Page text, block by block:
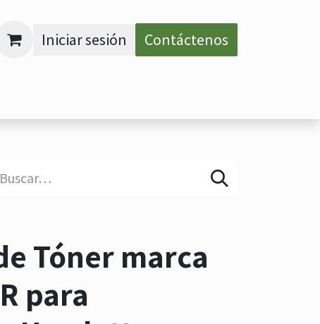
Iniciar sesión Contáctenos
Tóner marca
para